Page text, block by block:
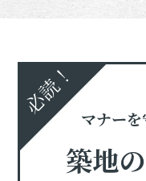
必読！
マナー
築地